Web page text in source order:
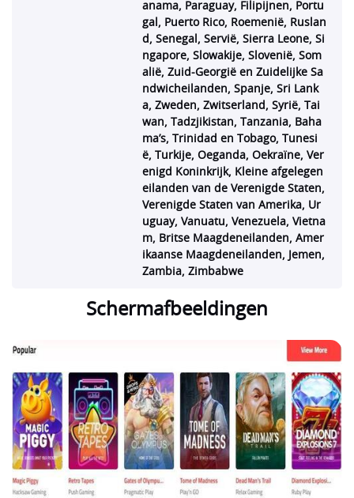
anama, Paraguay, Filipijnen, Portu
gal, Puerto Rico, Roemenië, Ruslan
d, Senegal, Servië, Sierra Leone, Si
ngapore, Slowakije, Slovenië, Som
alië, Zuid-Georgië en Zuidelijke Sa
ndwicheilanden, Spanje, Sri Lank
a, Zweden, Zwitserland, Syrië, Tai
wan, Tadzjikistan, Tanzania, Baha
ma’s, Trinidad en Tobago, Tunesi
ë, Turkije, Oeganda, Oekraïne, Ver
enigd Koninkrijk, Kleine afgelegen
eilanden van de Verenigde Staten,
Verenigde Staten van Amerika, Ur
uguay, Vanuatu, Venezuela, Vietna
m, Britse Maagdeneilanden, Amer
ikaanse Maagdeneilanden, Jemen,
Zambia, Zimbabwe
Schermafbeeldingen